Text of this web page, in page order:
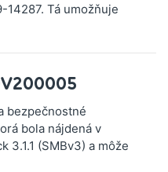
14287. Tá umožňuje
bezpečnostné
bola nájdená v
3.1.1 (SMBv3) a môže